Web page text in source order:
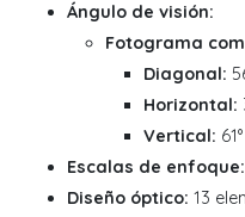
Ángulo de visión:
Fotograma
Diagonal:
Horizontal:
Vertical: 61°
Escalas de enfoque:
Diseño óptico: 13